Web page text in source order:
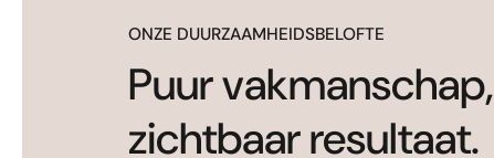
ONZE DUURZAAMHEIDSBELOFTE
Puur vakmanschap,
zichtbaar resultaat.